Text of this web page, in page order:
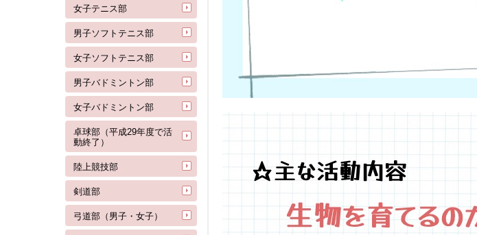
女子テニス部
男子ソフトテニス部
女子ソフトテニス部
男子バドミントン部
女子バドミントン部
卓球部（平成29年度で活
動終了）
陸上競技部
剣道部
弓道部（男子・女子）